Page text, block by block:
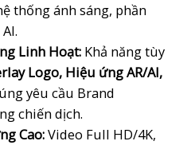
thống ánh sáng, phần
Linh Hoạt:Khả năng tùy
Logo, Hiệu ứng AR/AI,
yêu cầu Brand
chiến dịch.
Cao:Video Full HD/4K,